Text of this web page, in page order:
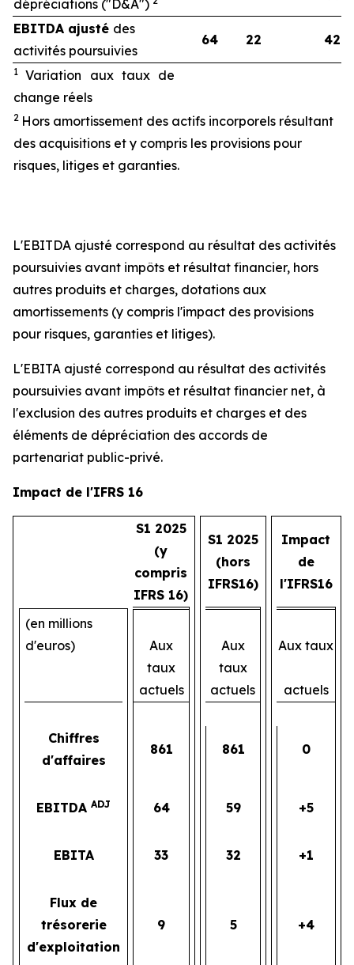
dépréciations ("D&A")
EBITDA ajusté des
activités poursuivies
64 22 42
1Variation aux taux de
change réels
2 Hors amortissement des actifs incorporels résultant
des acquisitions et y compris les provisions pour
risques, litiges et garanties.
L'EBITDA ajusté correspond au résultat des activités
poursuivies avant impôts et résultat financier, hors
autres produits et charges, dotations aux
amortissements (y compris l'impact des provisions
pour risques, garanties et litiges).
L'EBITA ajusté correspond au résultat des activités
poursuivies avant impôts et résultat financier net, à
l'exclusion des autres produits et charges et des
éléments de dépréciation des accords de
partenariat public-privé.
Impact de l'IFRS 16
S1 2025
(y
compris
IFRS 16)
S1 2025
(hors
IFRS16)
Impact
de
l'IFRS16
(en millions
d'euros)
Aux
taux
actuels
Aux
taux
actuels
Aux taux
actuels
Chiffres
d'affaires
861 861 0
EBITDA ADJ 64 59 +5
EBITA 33 32 +1
Flux de
trésorerie
d'exploitation
9 5 +4